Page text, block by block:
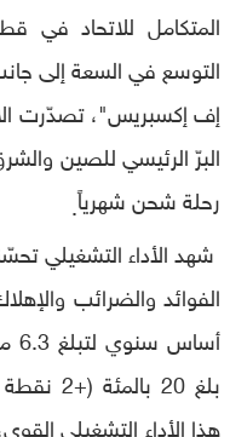
المتكامل للاتحاد في
التوسع في السعة إلى
إف إكسبريس"، تصدّرت
رحلة شحن شهرياً.
شهد الأداء التشغيلي
بلغ
هذا الأداء التشغيلي